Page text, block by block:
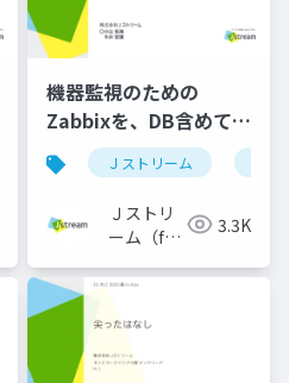
ネットワーク zabbix
機器監視のための
Zabbixを、DB含めて
L3冗長化した話-1-
janog54-koyama-
20240704
Ｊストリーム
Ｊストリ
ーム（for
3.3K